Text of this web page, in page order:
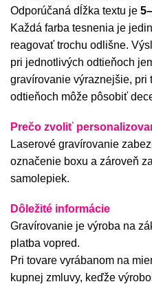
Odporúčaná dĺžka textu je
Každá farba tesnenia je
reagovať trochu odlišne.
pri jednotlivých odtieňoch
gravírovanie výraznejšie, pri
odtieňoch môže pôsobiť
Prečo zvoliť
Laserové gravírovanie
označenie boxu a zároveň
samolepiek.
Dôležité informácie
Gravírovanie je výroba na
platba vopred.
Pri tovare vyrábanom na
kupnej zmluvy, keďže